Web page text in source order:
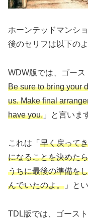
ホーンテッドマンシ
後のセリフは以下の
WDW版では、ゴース
Be sure to bring your
us. Make final
have you. 」と言いま
これは「 早く戻って
になることを決めた
うちに最後の準備を
んでいたのよ。 」と
TDL版では、ゴース